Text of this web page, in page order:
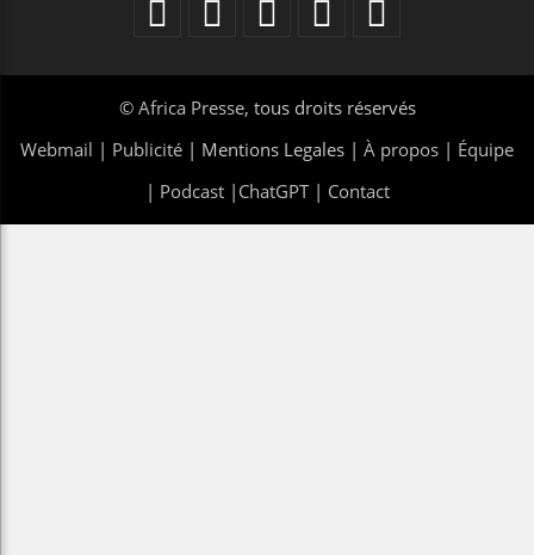
© Africa Presse, tous droits réservés
Webmail | Publicité | Mentions Legales | À propos | Équipe
| Podcast| ChatGPT| Contact